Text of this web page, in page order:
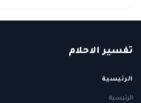
تفسير الاحلام
الرئيسية
الرئيسية